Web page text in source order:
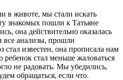
в животе, мы стали искать
знакомых пошли к Татьяне
она действительно оказалась
все анализы, прошли
стал известен, она прописала нам
ребенок стал меньше жаловаться
не радовать. Мы убедились,
обращаться, если что.